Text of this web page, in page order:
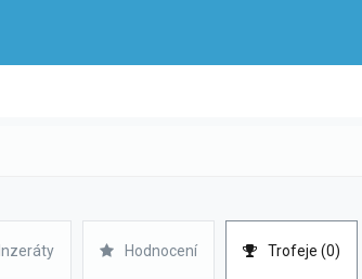
Inzeráty Hodnocení Trofeje (0)